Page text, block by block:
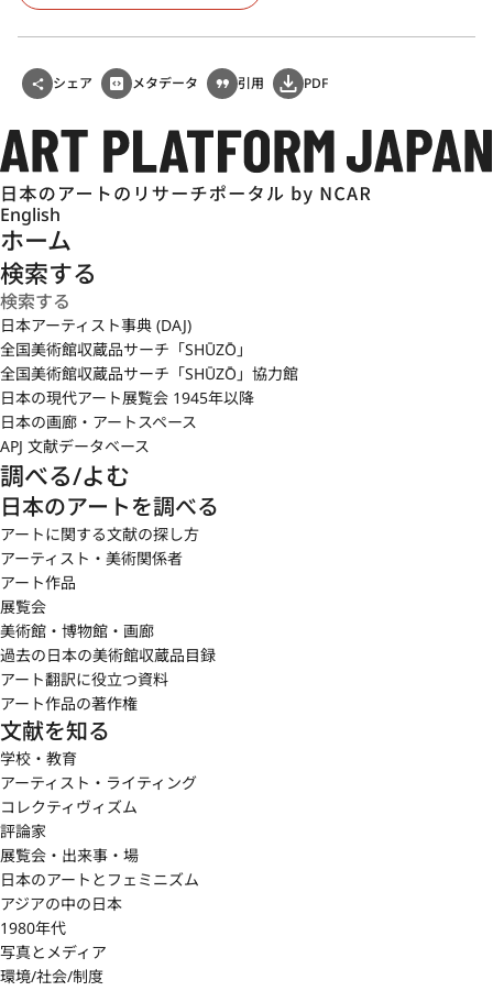
シェア メタデータ 引用 PDF
English
ホーム
検索する
日本アーティスト事典 (DAJ)
全国美術館収蔵品サーチ「SHŪZŌ」
全国美術館収蔵品サーチ「SHŪZŌ」協力館
日本の現代アート展覧会 1945年以降
日本の画廊・アートスペース
APJ 文献データベース
調べる/よむ
日本のアートを調べる
アートに関する文献の探し方
アーティスト・美術関係者
アート作品
展覧会
美術館・博物館・画廊
過去の日本の美術館収蔵品目録
アート翻訳に役立つ資料
アート作品の著作権
文献を知る
学校・教育
アーティスト・ライティング
コレクティヴィズム
評論家
展覧会・出来事・場
日本のアートとフェミニズム
アジアの中の日本
1980年代
写真とメディア
環境/社会/制度